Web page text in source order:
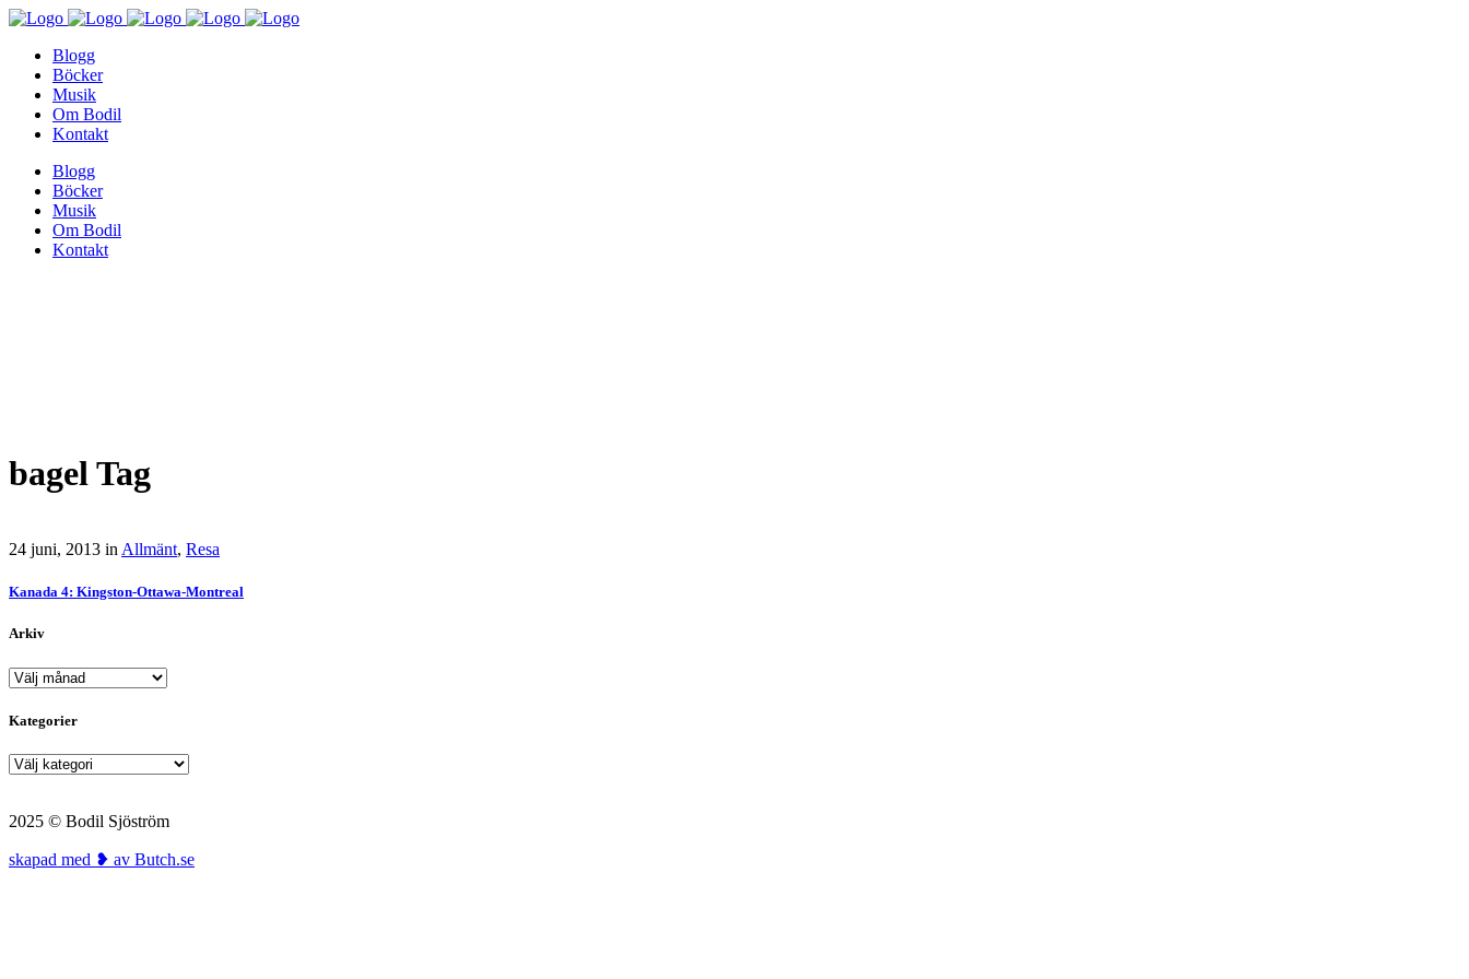
Blogg
Böcker
Musik
Om Bodil
Kontakt
Blogg
Böcker
Musik
Om Bodil
Kontakt
bagel Tag
24 juni, 2013 in Allmänt, Resa
Kanada 4: Kingston-Ottawa-Montreal
Arkiv
Arkiv
Kategorier
Kategorier
2025 © Bodil Sjöström
skapad med ❥ av Butch.se